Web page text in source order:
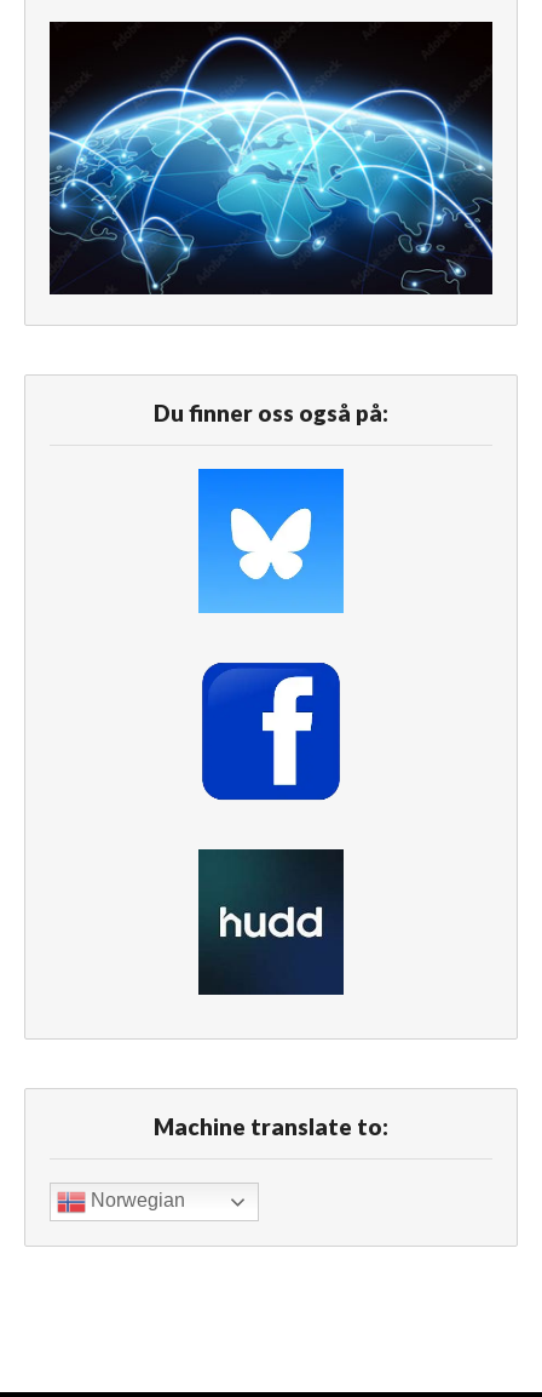
Du finner oss også på:
Machine translate to:
Norwegian